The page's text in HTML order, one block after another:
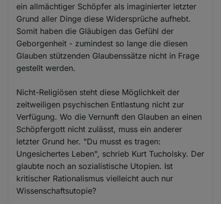
ein allmächtiger Schöpfer als imaginierter letzter
Grund aller Dinge diese Widersprüche aufhebt.
Somit haben die Gläubigen das Gefühl der
Geborgenheit - zumindest so lange die diesen
Glauben stützenden Glaubenssätze nicht in Frage
gestellt werden.
Nicht-Religiösen steht diese Möglichkeit der
zeitweiligen psychischen Entlastung nicht zur
Verfügung. Wo die Vernunft den Glauben an einen
Schöpfergott nicht zulässt, muss ein anderer
letzter Grund her. "Du musst es tragen:
Ungesichertes Leben", schrieb Kurt Tucholsky. Der
glaubte noch an sozialistische Utopien. Ist
kritischer Rationalismus vielleicht auch nur
Wissenschaftsutopie?